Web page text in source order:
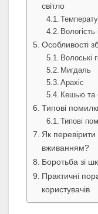
світло
Особливості
Волоські
Мигдаль
Арахіс
Кешью та
Типові
Типові
Як перевірити
вживанням?
Боротьба зі
Практичні
користувачів